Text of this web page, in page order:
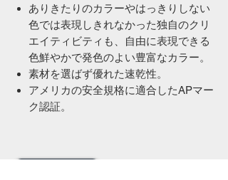
ありきたりのカラーやはっきりしない
色では表現しきれなかった独自のクリ
エイティビティも、自由に表現できる
色鮮やかで発色のよい豊富なカラー。
素材を選ばず優れた速乾性。
アメリカの安全規格に適合したAPマー
ク認証。